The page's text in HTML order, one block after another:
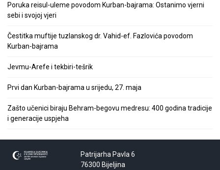
Poruka reisul-uleme povodom Kurban-bajrama: Ostanimo vjerni
sebi i svojoj vjeri
Čestitka muftije tuzlanskog dr. Vahid-ef. Fazlovića povodom
Kurban-bajrama
Jevmu-Arefe i tekbiri-tešrik
Prvi dan Kurban-bajrama u srijedu, 27. maja
Zašto učenici biraju Behram-begovu medresu: 400 godina tradicije
i generacije uspjeha
Patrijarha Pavla 6
76300 Bijeljina